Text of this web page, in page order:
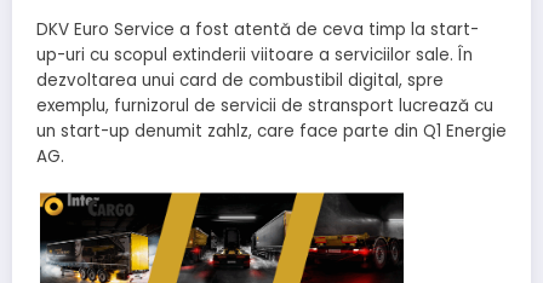
DKV Euro Service a fost atentă de ceva timp la start-
up-uri cu scopul extinderii viitoare a serviciilor sale. În
dezvoltarea unui card de combustibil digital, spre
exemplu, furnizorul de servicii de stransport lucrează cu
un start-up denumit zahlz, care face parte din Q1 Energie
AG.